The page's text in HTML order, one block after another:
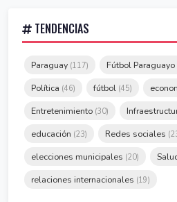
TENDENCIAS
Paraguay (117) Fútbol Paraguayo
Política (46) fútbol (45)
Entretenimiento (30)
educación (23) Redes sociales
elecciones municipales (20)
relaciones internacionales (19)